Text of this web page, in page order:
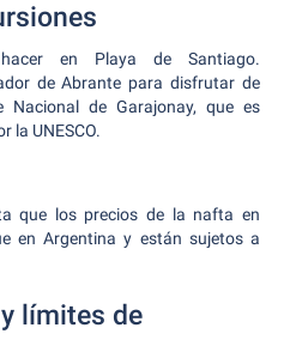
en Playa de Santiago.
de Abrante para disfrutar de
de Garajonay, que es
la UNESCO.
que los precios de la nafta en
en Argentina y están sujetos a
límites de